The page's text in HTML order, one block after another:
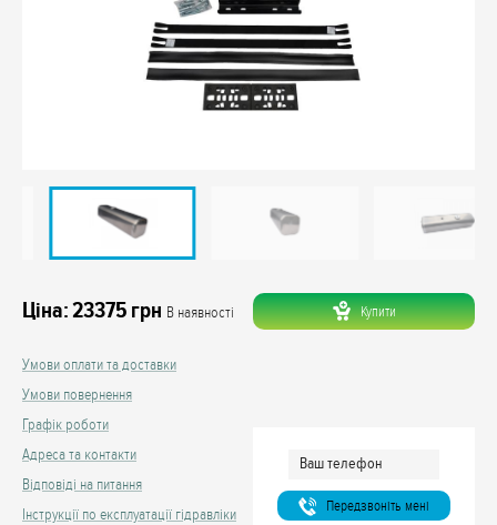
Ціна:23375 грн В наявності Купити
Умови оплати та доставки
Умови повернення
Графік роботи
Адреса та контакти
Відповіді на питання
Інструкції по експлуатації гідравліки
Передзвонiть менi